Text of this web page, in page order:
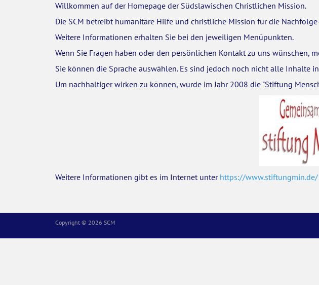
Willkommen auf der Homepage der Südslawischen Christlichen Mission.
Die SCM betreibt humanitäre Hilfe und christliche Mission für die
Weitere Informationen erhalten Sie bei den jeweiligen Menüpunkten.
Wenn Sie Fragen haben oder den persönlichen Kontakt zu uns wünschen,
Sie können die Sprache auswählen. Es sind jedoch noch nicht alle Inhalte
Um nachhaltiger wirken zu können, wurde im Jahr 2008 die "Stiftung
Weitere Informationen gibt es im Internet unter https://www.stiftungmin.de/
Copyright © 2026 SCM